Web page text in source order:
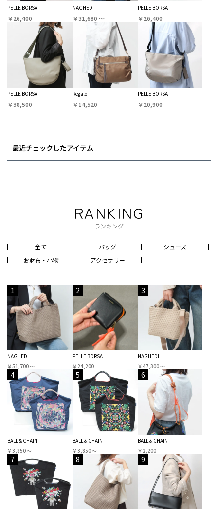
PELLE BORSA
￥26,400
NAGHEDI
￥31,680 〜
PELLE BORSA
￥26,400
PELLE BORSA
￥38,500
Regalo
￥14,520
PELLE BORSA
￥20,900
最近チェックしたアイテム
RANKING
ランキング
全て バッグ
シューズ
お財布・小物
アクセサリー
1
NAGHEDI
￥51,700 〜
2
PELLE BORSA
￥24,200
3
NAGHEDI
￥47,300 〜
4
BALL＆CHAIN
￥3,850 〜
5
BALL＆CHAIN
￥3,850 〜
6
BALL＆CHAIN
￥2,200
7 8 9